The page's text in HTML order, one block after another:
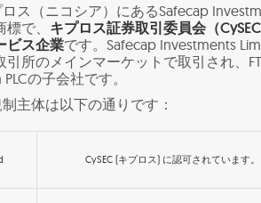
ス（ニコシア）にあるSafecap
で、 キプロス証券取引委員会（
ビス企業です。Safecap Investments
所のメインマーケットで取引され、
の子会社です。
主体は以下の通りです：
CySEC (キプロス) に認可されています